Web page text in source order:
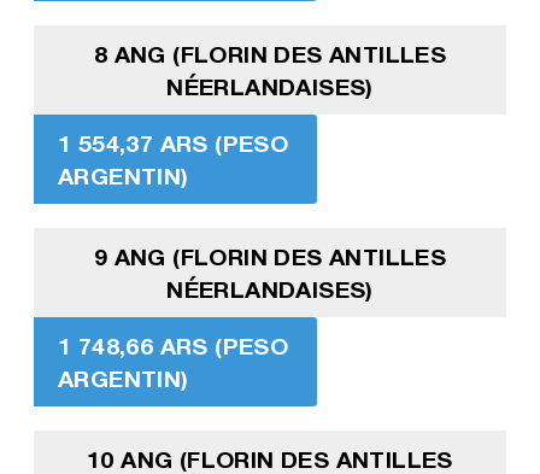
8 ANG (FLORIN DES ANTILLES
NÉERLANDAISES)
1 554,37 ARS (PESO
ARGENTIN)
9 ANG (FLORIN DES ANTILLES
NÉERLANDAISES)
1 748,66 ARS (PESO
ARGENTIN)
10 ANG (FLORIN DES ANTILLES